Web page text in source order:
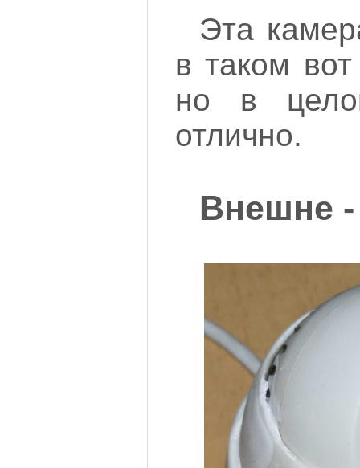
Эта
в таком
но в
отлично.
Внешне